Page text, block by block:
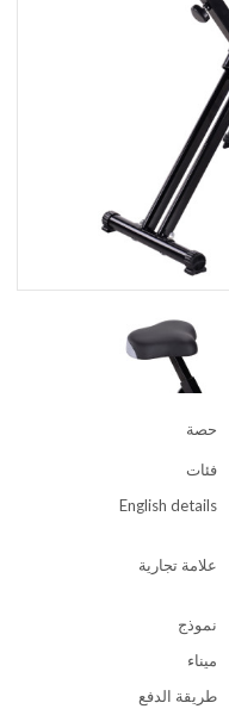
حصة
فئات
English details
علامة تجارية
نموذج
ميناء
طريقة الدفع